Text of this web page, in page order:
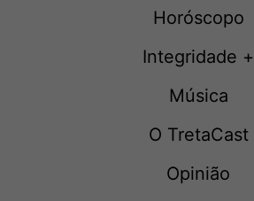
Horóscopo
Integridade +
Música
O TretaCast
Opinião